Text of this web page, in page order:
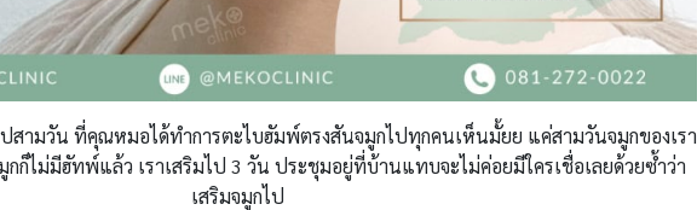
สามวัน ที่คุณหมอได้ทำการตะไบฮัมพ์ตรงสันจมูกไปทุกคนเห็นมั้ยย แค่สามวันจมูกของเรา
ก็ไม่มีฮัทพ์แล้ว เราเสริมไป 3 วัน ประชุมอยู่ที่บ้านแทบจะไม่ค่อยมีใครเชื่อเลยด้วยซ้ำว่า
เสริมจมูกไป